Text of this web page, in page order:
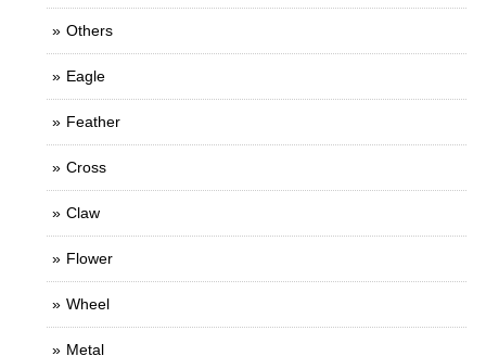
Others
Eagle
Feather
Cross
Claw
Flower
Wheel
Metal